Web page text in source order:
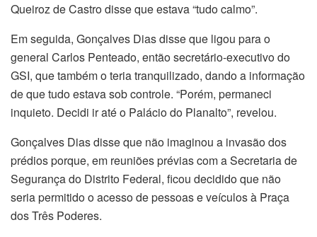
Queiroz de Castro disse que estava “tudo calmo”.
Em seguida, Gonçalves Dias disse que ligou para o
general Carlos Penteado, então secretário-executivo do
GSI, que também o teria tranquilizado, dando a informação
de que tudo estava sob controle. “Porém, permaneci
inquieto. Decidi ir até o Palácio do Planalto”, revelou.
Gonçalves Dias disse que não imaginou a invasão dos
prédios porque, em reuniões prévias com a Secretaria de
Segurança do Distrito Federal, ficou decidido que não
seria permitido o acesso de pessoas e veículos à Praça
dos Três Poderes.